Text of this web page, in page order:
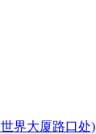
界大厦路口处)